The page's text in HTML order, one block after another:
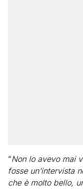
“Non lo avevo mai
fosse un’intervista
che è molto bello,